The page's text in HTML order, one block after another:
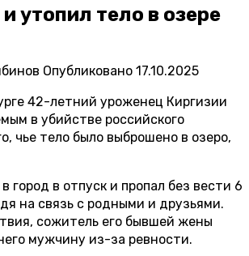
утопил тело в озере
Опубликовано 17.10.2025
42-летний уроженец Киргизии
в убийстве российского
чье тело было выброшено в озеро,
город в отпуск и пропал без вести 6
на связь с родными и друзьями.
сожитель его бывшей жены
мужчину из-за ревности.